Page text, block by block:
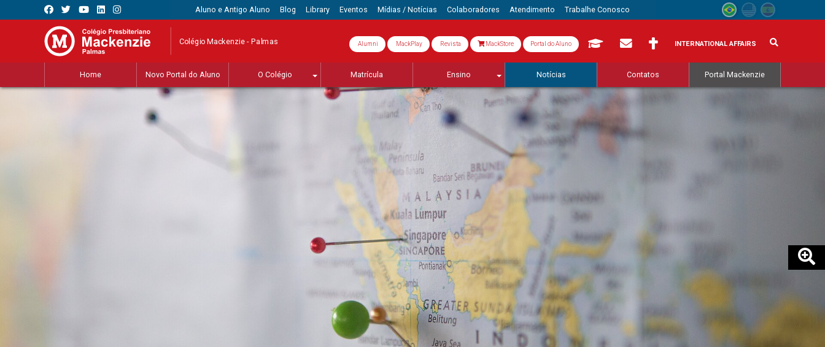
Aluno e Antigo Aluno Blog Library Eventos Mídias / Notícias Colaboradores Atendimento Trabalhe Conosco
Colégio Mackenzie - Palmas Alumni MackPlay Revista MackStore Portal do Aluno INTERNATIONAL AFFAIRS
Home Novo Portal do Aluno O Colégio Matrícula Ensino Notícias Contatos Portal Mackenzie